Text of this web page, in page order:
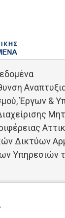
Έργων &
Δικτύων
Υπηρεσιών